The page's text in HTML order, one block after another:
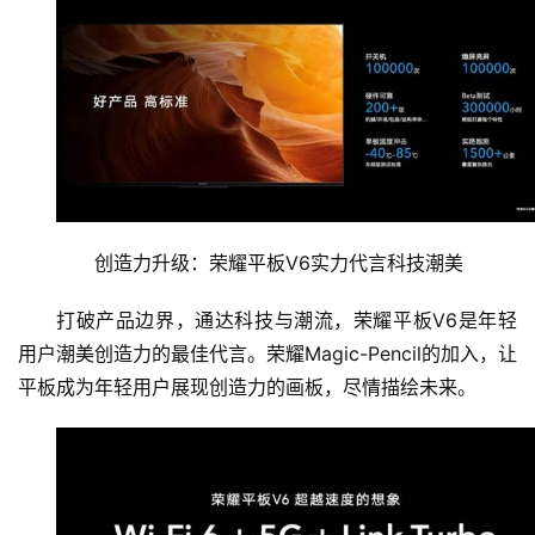
创造力升级：荣耀平板V6实力代言科技潮美
打破产品边界，通达科技与潮流，荣耀平板V6是年轻
用户潮美创造力的最佳代言。荣耀Magic-Pencil的加入，让
平板成为年轻用户展现创造力的画板，尽情描绘未来。